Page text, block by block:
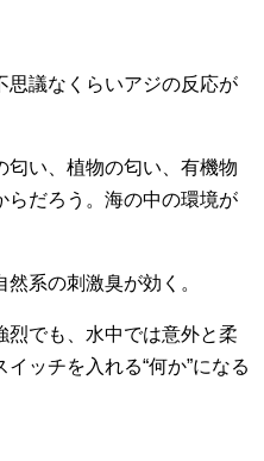
思議なくらいアジの反応が
匂い、植物の匂い、有機物
らだろう。海の中の環境が
系の刺激臭が効く。
烈でも、水中では意外と柔
ッチを入れる“何か”になる